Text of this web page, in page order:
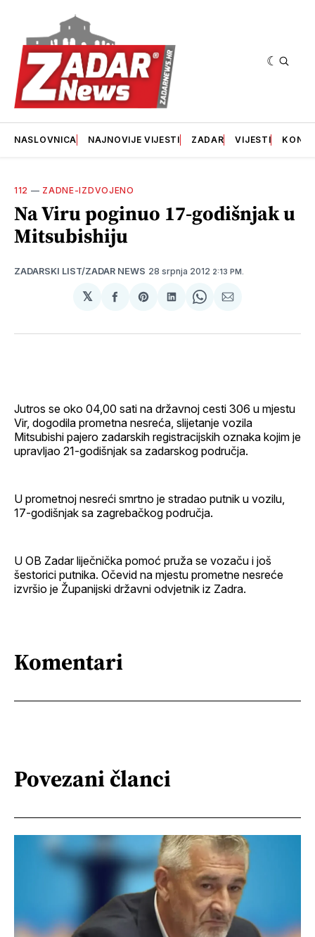
NASLOVNICA NAJNOVIJE VIJESTI ZADAR VIJESTI
112 — ZADNE-IZDVOJENO
Na Viru poginuo 17-godišnjak u
Mitsubishiju
ZADARSKI LIST/ZADAR NEWS 28 srpnja 2012 2:13 PM.
𝕏
podijeliSharepodijeliSharepodijeli
Jutros se oko 04,00 sati na državnoj cesti 306 u mjestu
Vir, dogodila prometna nesreća, slijetanje vozila
Mitsubishi pajero zadarskih registracijskih oznaka kojim je
upravljao 21-godišnjak sa zadarskog područja.
U prometnoj nesreći smrtno je stradao putnik u vozilu,
17-godišnjak sa zagrebačkog područja.
U OB Zadar liječnička pomoć pruža se vozaču i još
šestorici putnika. Očevid na mjestu prometne nesreće
izvršio je Županijski državni odvjetnik iz Zadra.
Komentari
Povezani članci